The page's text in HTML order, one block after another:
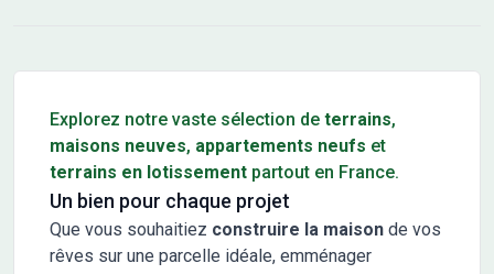
Explorez notre vaste sélection de terrains,
maisons neuves, appartements neufs et
terrains en lotissement partout en France.
Un bien pour chaque projet
Que vous souhaitiez construire la maison de vos
rêves sur une parcelle idéale, emménager